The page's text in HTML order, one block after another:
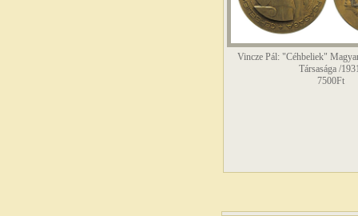
Vincze Pál: "Céhbeliek"
Társasága /
7500Ft